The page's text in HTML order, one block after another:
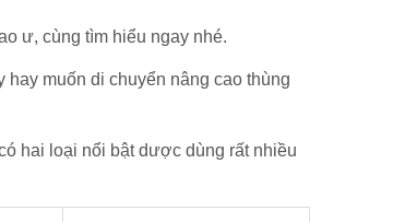
ư, cùng tìm hiểu ngay nhé.
muốn di chuyển nâng cao thùng
hai loại nổi bật dược dùng rất nhiều